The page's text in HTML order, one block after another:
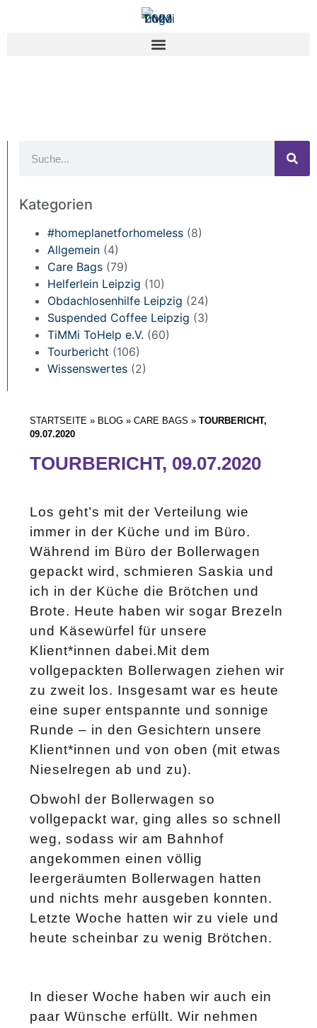
STARTSEITE » BLOG » CARE BAGS » TOURBERICHT,
09.07.2020
TOURBERICHT, 09.07.2020
Los geht’s mit der Verteilung wie
immer in der Küche und im Büro.
Während im Büro der Bollerwagen
gepackt wird, schmieren Saskia und
ich in der Küche die Brötchen und
Brote. Heute haben wir sogar Brezeln
und Käsewürfel für unsere
Klient*innen dabei.Mit dem
vollgepackten Bollerwagen ziehen wir
zu zweit los. Insgesamt war es heute
eine super entspannte und sonnige
Runde – in den Gesichtern unsere
Klient*innen und von oben (mit etwas
Nieselregen ab und zu).
Obwohl der Bollerwagen so
vollgepackt war, ging alles so schnell
weg, sodass wir am Bahnhof
angekommen einen völlig
leergeräumten Bollerwagen hatten
und nichts mehr ausgeben konnten.
Letzte Woche hatten wir zu viele und
heute scheinbar zu wenig Brötchen.
In dieser Woche haben wir auch ein
paar Wünsche erfüllt. Wir nehmen
Kategorien
#homeplanetforhomeless (8)
Allgemein (4)
Care Bags (79)
Helferlein Leipzig (10)
Obdachlosenhilfe Leipzig (24)
Suspended Coffee Leipzig (3)
TiMMi ToHelp e.V. (60)
Tourbericht (106)
Wissenswertes (2)